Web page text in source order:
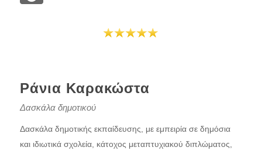
Ράνια Καρακώστα
Δασκάλα δημοτικού
Δασκάλα δημοτικής εκπαίδευσης, με εμπειρία σε δημόσια
και ιδιωτικά σχολεία, κάτοχος μεταπτυχιακού διπλώματος,